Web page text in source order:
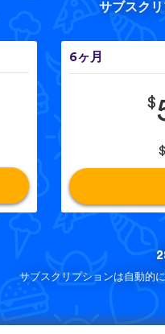
サブスク
6ヶ月
$
サブスクリプションは自動的